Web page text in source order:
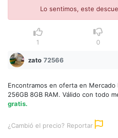
Lo sentimos, este
1 0
zato 72566
Encontramos en oferta en Mercado
256GB 8GB RAM. Válido con todo
gratis.
¿Cambió el precio? Reportar